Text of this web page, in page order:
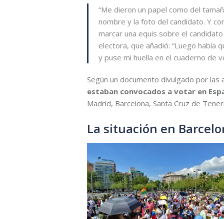
“Me dieron un papel como del
nombre y la foto del candidato. Y
marcar una equis sobre el
electora, que añadió: “Luego había
y puse mi huella en el cuaderno de
Según un documento divulgado por
estaban convocados a votar en
Madrid, Barcelona, Santa Cruz de
La situación en